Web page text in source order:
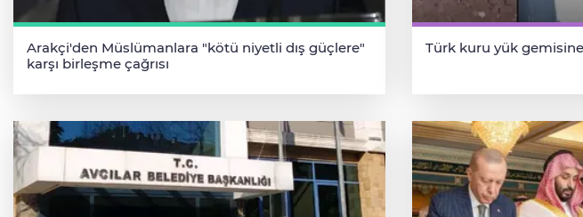
Arakçi'den Müslümanlara "kötü niyetli dış güçlere"
karşı birleşme çağrısı
Türk kuru yük gemisine